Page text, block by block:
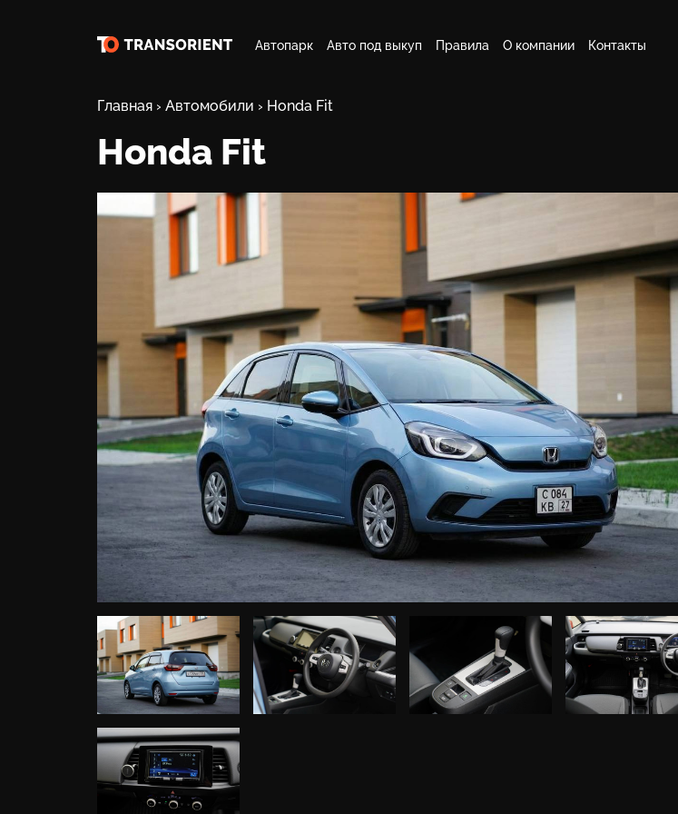
Автопарк Авто под выкуп Правила О компании Контакты
Главная › Автомобили › Honda Fit
Honda Fit